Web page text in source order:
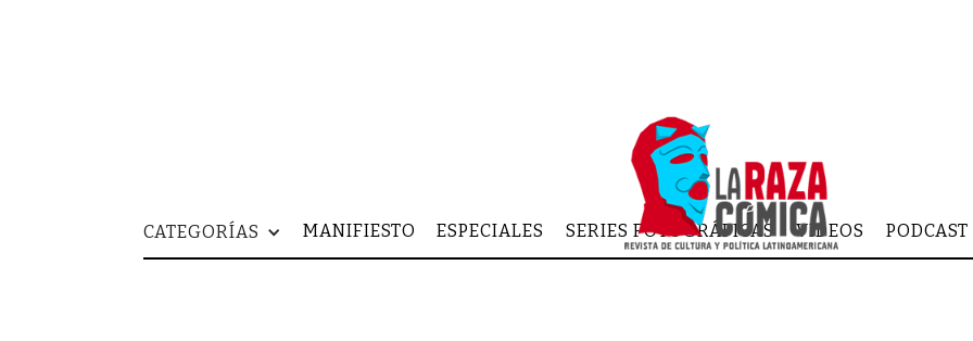
CATEGORÍAS MANIFIESTO ESPECIALES SERIES FOTOGRÁFICAS VIDEOS PODCAST